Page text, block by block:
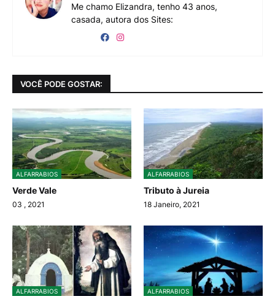
Me chamo Elizandra, tenho 43 anos,
casada, autora dos Sites:
VOCÊ PODE GOSTAR:
ALFARRABIOS
Verde Vale
03 , 2021
ALFARRABIOS
Tributo à Jureia
18 Janeiro, 2021
ALFARRABIOS ALFARRABIOS